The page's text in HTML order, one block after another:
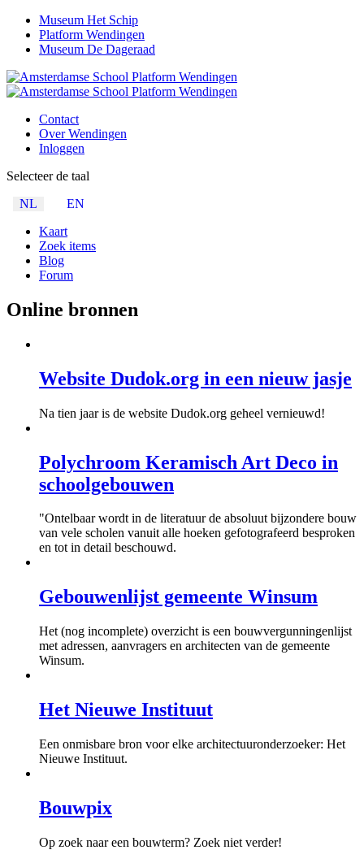
Museum Het Schip
Platform Wendingen
Museum De Dageraad
Contact
Over Wendingen
Inloggen
Selecteer de taal
NL
EN
Kaart
Zoek items
Blog
Forum
Online bronnen
Website Dudok.org in een nieuw jasje
Na tien jaar is de website Dudok.org geheel vernieuwd!
Polychroom Keramisch Art Deco in
schoolgebouwen
"Ontelbaar wordt in de literatuur de absoluut bijzondere bouw
van vele scholen vanuit alle hoeken gefotografeerd besproken
en tot in detail beschouwd.
Gebouwenlijst gemeente Winsum
Het (nog incomplete) overzicht is een bouwvergunningenlijst
met adressen, aanvragers en architecten van de gemeente
Winsum.
Het Nieuwe Instituut
Een onmisbare bron voor elke architectuuronderzoeker: Het
Nieuwe Instituut.
Bouwpix
Op zoek naar een bouwterm? Zoek niet verder!